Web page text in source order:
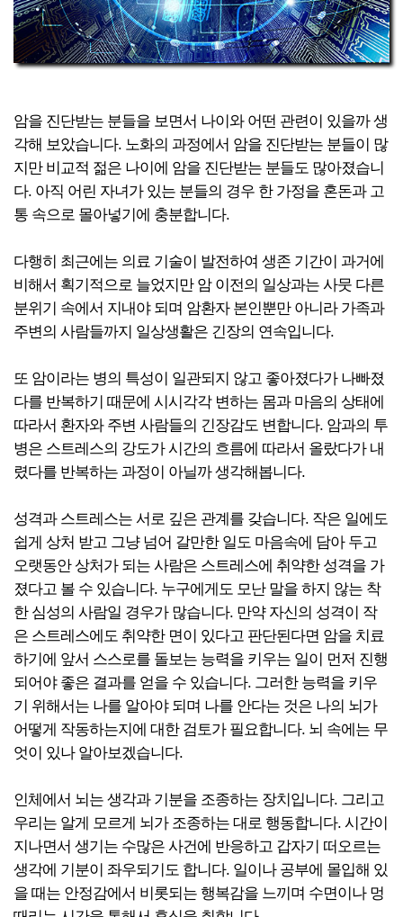
암을 진단받는 분들을 보면서 나이와 어떤 관련이 있을까 생
각해 보았습니다. 노화의 과정에서 암을 진단받는 분들이 많
지만 비교적 젊은 나이에 암을 진단받는 분들도 많아졌습니
다. 아직 어린 자녀가 있는 분들의 경우 한 가정을 혼돈과 고
통 속으로 몰아넣기에 충분합니다.
다행히 최근에는 의료 기술이 발전하여 생존 기간이 과거에
비해서 획기적으로 늘었지만 암 이전의 일상과는 사뭇 다른
분위기 속에서 지내야 되며 암환자 본인뿐만 아니라 가족과
주변의 사람들까지 일상생활은 긴장의 연속입니다.
또 암이라는 병의 특성이 일관되지 않고 좋아졌다가 나빠졌
다를 반복하기 때문에 시시각각 변하는 몸과 마음의 상태에
따라서 환자와 주변 사람들의 긴장감도 변합니다. 암과의 투
병은 스트레스의 강도가 시간의 흐름에 따라서 올랐다가 내
렸다를 반복하는 과정이 아닐까 생각해봅니다.
성격과 스트레스는 서로 깊은 관계를 갖습니다. 작은 일에도
쉽게 상처 받고 그냥 넘어 갈만한 일도 마음속에 담아 두고
오랫동안 상처가 되는 사람은 스트레스에 취약한 성격을 가
졌다고 볼 수 있습니다. 누구에게도 모난 말을 하지 않는 착
한 심성의 사람일 경우가 많습니다. 만약 자신의 성격이 작
은 스트레스에도 취약한 면이 있다고 판단된다면 암을 치료
하기에 앞서 스스로를 돌보는 능력을 키우는 일이 먼저 진행
되어야 좋은 결과를 얻을 수 있습니다. 그러한 능력을 키우
기 위해서는 나를 알아야 되며 나를 안다는 것은 나의 뇌가
어떻게 작동하는지에 대한 검토가 필요합니다. 뇌 속에는 무
엇이 있나 알아보겠습니다.
인체에서 뇌는 생각과 기분을 조종하는 장치입니다. 그리고
우리는 알게 모르게 뇌가 조종하는 대로 행동합니다. 시간이
지나면서 생기는 수많은 사건에 반응하고 갑자기 떠오르는
생각에 기분이 좌우되기도 합니다. 일이나 공부에 몰입해 있
을 때는 안정감에서 비롯되는 행복감을 느끼며 수면이나 멍